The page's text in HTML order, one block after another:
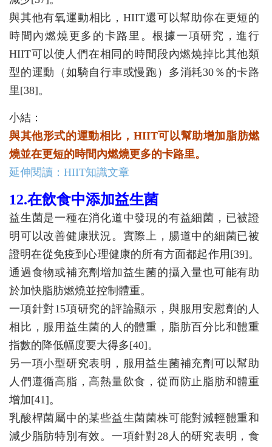
與其他有氧運動相比，HIIT還可以幫助你在更短的
時間內燃燒更多的卡路里。根據一項研究，進行
HIIT可以使人們在相同的時間段內燃燒掉比其他類
型的運動（如騎自行車或慢跑）多消耗30％的卡路
里[38]。
小結：
與其他形式的運動相比，HIIT可以幫助增加脂肪燃
燒並在更短的時間內燃燒更多的卡路里。
延伸閱讀：HIIT知識文章
12.在飲食中添加益生菌
益生菌是一種在消化道中發現的有益細菌，已被證
明可以改善健康狀況。實際上，腸道中的細菌已被
證明在從免疫到心理健康的所有方面都起作用[39]。
通過食物或補充劑增加益生菌的攝入量也可能有助
於加快脂肪燃燒並控制體重。
一項針對15項研究的評論顯示，與服用安慰劑的人
相比，服用益生菌的人的體重，脂肪百分比和體重
指數的降低幅度要大得多[40]。
另一項小型研究表明，服用益生菌補充劑可以幫助
人們遵循高脂，高熱量飲食，從而防止脂肪和體重
增加[41]。
乳酸桿菌屬中的某些益生菌菌株可能對減輕體重和
減少脂肪特別有效。一項針對28人的研究表明，食